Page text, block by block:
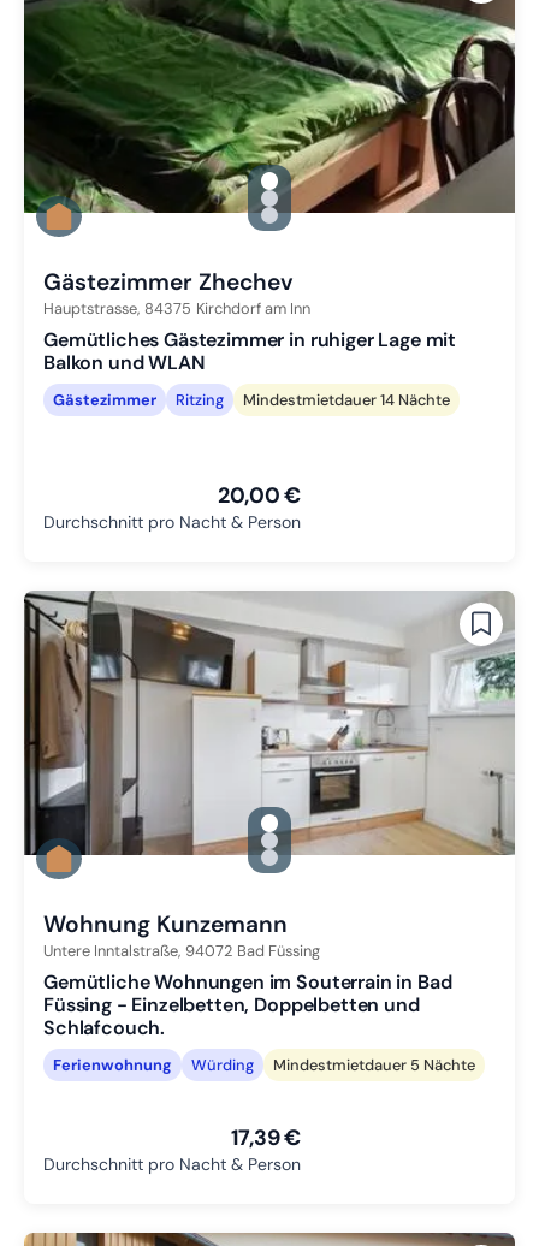
gallery.slide_selector
Zu Slide 1 wechseln
Zu Slide 2 wechseln
Zu Slide 3 wechseln
Gästezimmer Zhechev
Hauptstrasse, 84375 Kirchdorf am Inn
Gemütliches Gästezimmer in ruhiger Lage mit
Balkon und WLAN
Gästezimmer Ritzing Mindestmietdauer 14 Nächte
20,00 €
Durchschnitt pro Nacht & Person
gallery.slide_selector
Zu Slide 1 wechseln
Zu Slide 2 wechseln
Zu Slide 3 wechseln
Wohnung Kunzemann
Untere Inntalstraße, 94072 Bad Füssing
Gemütliche Wohnungen im Souterrain in Bad
Füssing - Einzelbetten, Doppelbetten und
Schlafcouch.
Ferienwohnung Würding Mindestmietdauer 5 Nächte
17,39 €
Durchschnitt pro Nacht & Person